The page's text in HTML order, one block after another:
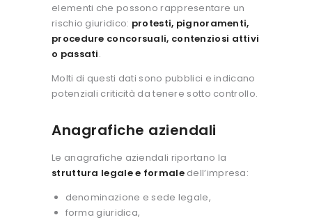
elementi che possono rappresentare un
rischio giuridico: protesti, pignoramenti,
procedure concorsuali, contenziosi attivi
o passati.
Molti di questi dati sono pubblici e indicano
potenziali criticità da tenere sotto controllo.
Anagrafiche aziendali
Le anagrafiche aziendali riportano la
struttura legale e formaledell’impresa:
denominazione e sede legale,
forma giuridica,